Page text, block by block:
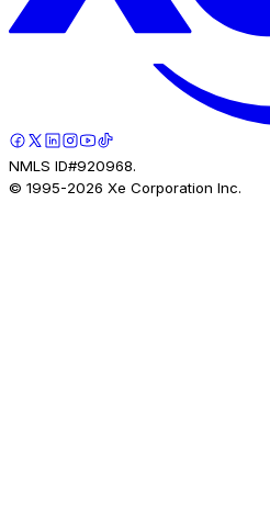
NMLS ID#920968.
© 1995-2026 Xe Corporation Inc.